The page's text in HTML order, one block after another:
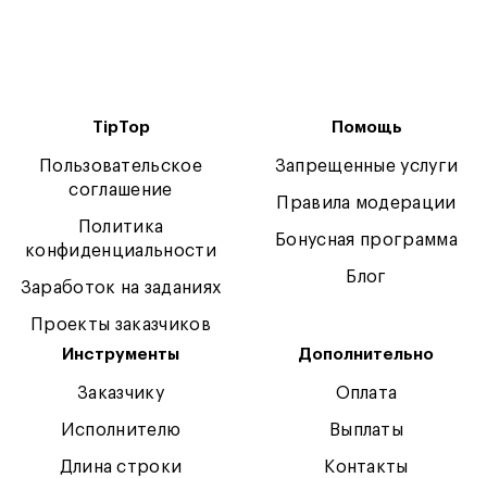
TipTop
Пользовательское
соглашение
Политика
конфиденциальности
Заработок на заданиях
Проекты заказчиков
Помощь
Запрещенные услуги
Правила модерации
Бонусная программа
Блог
Инструменты
Заказчику
Исполнителю
Длина строки
Дополнительно
Оплата
Выплаты
Контакты